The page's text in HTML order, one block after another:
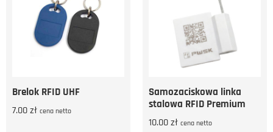
Brelok RFID UHF
7.00zł cena netto
Samozaciskowa linka
stalowa RFID Premium
10.00zł cena netto